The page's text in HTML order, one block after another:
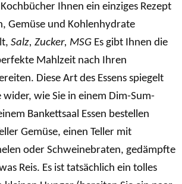
Ihnen ein einziges Rezept
Gemüse und Kohlenhydrate
Salz, Zucker, MSG Es gibt Ihnen die
Mahlzeit nach Ihren
Diese Art des Essens spiegelt
wie Sie in einem Dim-Sum-
Bankettsaal Essen bestellen
Gemüse, einen Teller mit
oder Schweinebraten, gedämpfte
Reis. Es ist tatsächlich ein tolles